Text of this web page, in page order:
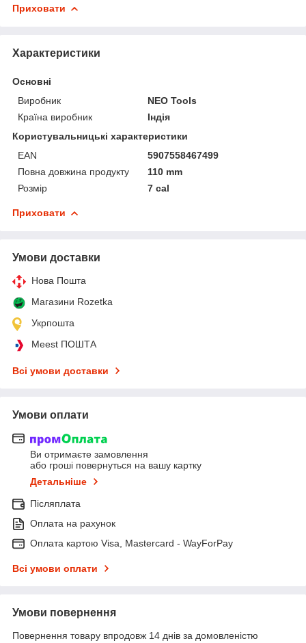
Приховати
Характеристики
Основні
Виробник
NEO Tools
Країна виробник
Індія
Користувальницькі характеристики
EAN
5907558467499
Повна довжина продукту
110 mm
Розмір
7 cal
Приховати
Умови доставки
Нова Пошта
Магазини Rozetka
Укрпошта
Meest ПОШТА
Всі умови доставки
Умови оплати
Ви отримаєте замовлення
або гроші повернуться на вашу картку
Детальніше
Післяплата
Оплата на рахунок
Оплата картою Visa, Mastercard - WayForPay
Всі умови оплати
Умови повернення
Повернення товару впродовж 14 днів за домовленістю